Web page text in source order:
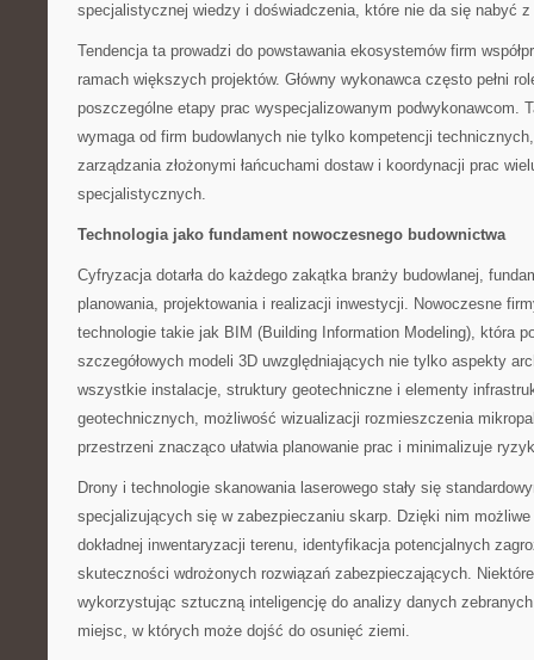
specjalistycznej wiedzy i doświadczenia, które nie da się nabyć
Tendencja ta prowadzi do powstawania ekosystemów firm
ramach większych projektów. Główny wykonawca często pełni
poszczególne etapy prac wyspecjalizowanym podwykonawcom.
wymaga od firm budowlanych nie tylko kompetencji
zarządzania złożonymi łańcuchami dostaw i koordynacji prac
specjalistycznych.
Technologia jako fundament nowoczesnego budownictwa
Cyfryzacja dotarła do każdego zakątka branży budowlanej,
planowania, projektowania i realizacji inwestycji. Nowoczesne
technologie takie jak BIM (Building Information Modeling), która
szczegółowych modeli 3D uwzględniających nie tylko aspekty
wszystkie instalacje, struktury geotechniczne i elementy
geotechnicznych, możliwość wizualizacji rozmieszczenia
przestrzeni znacząco ułatwia planowanie prac i minimalizuje
Drony i technologie skanowania laserowego stały się
specjalizujących się w zabezpieczaniu skarp. Dzięki nim
dokładnej inwentaryzacji terenu, identyfikacja potencjalnych
skuteczności wdrożonych rozwiązań zabezpieczających.
wykorzystując sztuczną inteligencję do analizy danych
miejsc, w których może dojść do osunięć ziemi.